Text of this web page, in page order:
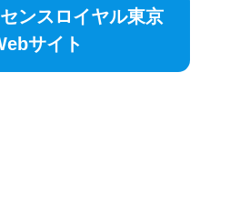
ンスロイヤル東京
サイト